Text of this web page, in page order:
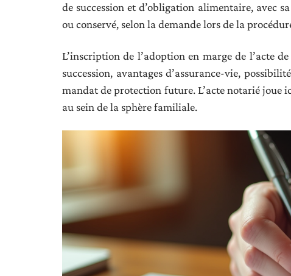
de succession et d’obligation alimentaire, avec
ou conservé, selon la demande lors de la
L’inscription de l’adoption en marge de l’acte
succession, avantages d’assurance-vie,
mandat de protection future. L’acte notarié joue
au sein de la sphère familiale.